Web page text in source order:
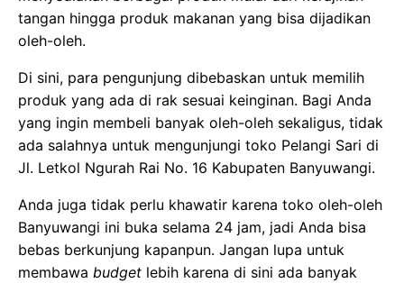
tangan hingga produk makanan yang bisa dijadikan
oleh-oleh.
Di sini, para pengunjung dibebaskan untuk memilih
produk yang ada di rak sesuai keinginan. Bagi Anda
yang ingin membeli banyak oleh-oleh sekaligus, tidak
ada salahnya untuk mengunjungi toko Pelangi Sari di
Jl. Letkol Ngurah Rai No. 16 Kabupaten Banyuwangi.
Anda juga tidak perlu khawatir karena toko oleh-oleh
Banyuwangi ini buka selama 24 jam, jadi Anda bisa
bebas berkunjung kapanpun. Jangan lupa untuk
membawa budget lebih karena di sini ada banyak